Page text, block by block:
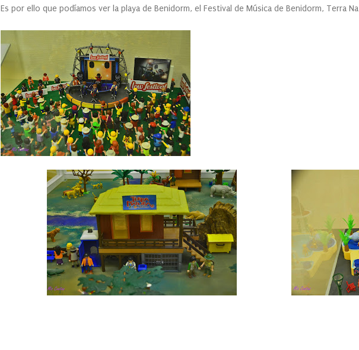
Es por ello que podíamos ver la playa de Benidorm, el Festival de Música de Benidorm, Terra